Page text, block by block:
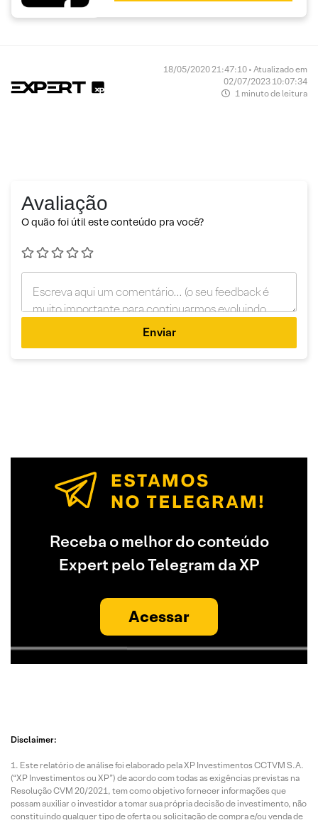
18/05/2020 21:47:10 • Atualizado em
02/07/2023 10:07:34
1 minuto de leitura
Avaliação
O quão foi útil este conteúdo pra você?
Enviar
Receba o melhor do conteúdo
Expert pelo Telegram da XP
Acessar
Disclaimer:
Este relatório de análise foi elaborado pela XP Investimentos CCTVM S.A.
(“XP Investimentos ou XP”) de acordo com todas as exigências previstas na
Resolução CVM 20/2021, tem como objetivo fornecer informações que
possam auxiliar o investidor a tomar sua própria decisão de investimento, não
constituindo qualquer tipo de oferta ou solicitação de compra e/ou venda de